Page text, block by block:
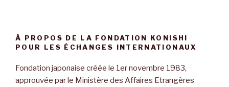
À PROPOS DE LA FONDATION KONISHI
POUR LES ÉCHANGES INTERNATIONAUX
Fondation japonaise créée le 1er novembre 1983,
approuvée par le Ministère des Affaires Etrangères